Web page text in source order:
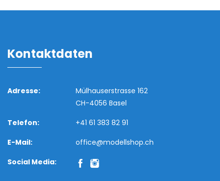
Kontaktdaten
Adresse:
Mülhauserstrasse 162
CH-4056 Basel
Telefon:
+41 61 383 82 91
E-Mail:
office@modellshop.ch
Social Media: